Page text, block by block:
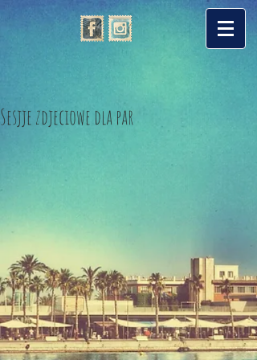
Sesjje zdjeciowe dla par